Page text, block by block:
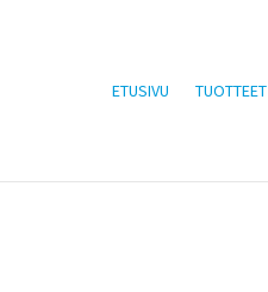
ETUSIVU TUOTTEET